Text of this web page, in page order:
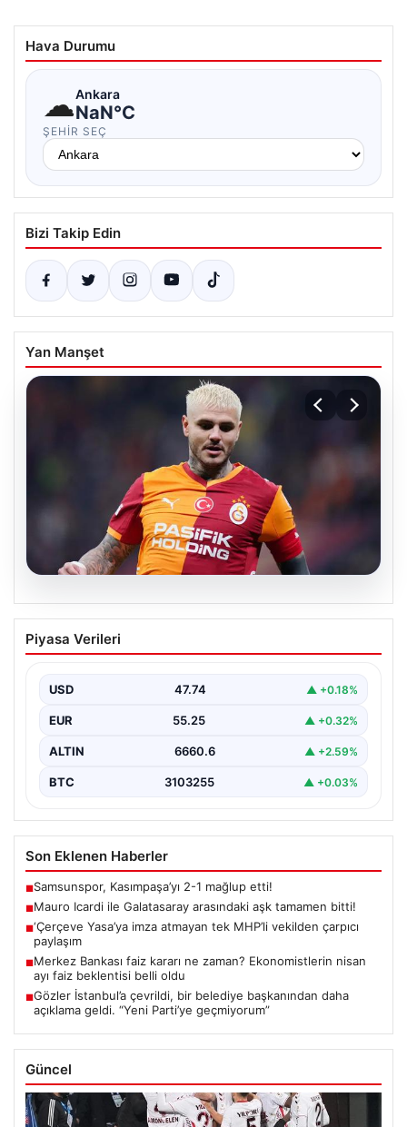
Hava Durumu
☁Ankara
NaN°C
ŞEHIR SEÇ
Bizi Takip Edin
Yan Manşet
07.08.2026
Mauro Icardi ile Galatasaray arasındaki
aşk tamamen bitti!
Piyasa Verileri
USD 47.74 ▲ +0.18%
EUR 55.25 ▲ +0.32%
ALTIN 6660.6 ▲ +2.59%
BTC 3103255 ▲ +0.03%
Son Eklenen Haberler
■Samsunspor, Kasımpaşa’yı 2-1 mağlup etti!
■Mauro Icardi ile Galatasaray arasındaki aşk tamamen bitti!
■‘Çerçeve Yasa’ya imza atmayan tek MHP’li vekilden çarpıcı
paylaşım
■Merkez Bankası faiz kararı ne zaman? Ekonomistlerin nisan
ayı faiz beklentisi belli oldu
■Gözler İstanbul’a çevrildi, bir belediye başkanından daha
açıklama geldi. “Yeni Parti’ye geçmiyorum”
Güncel